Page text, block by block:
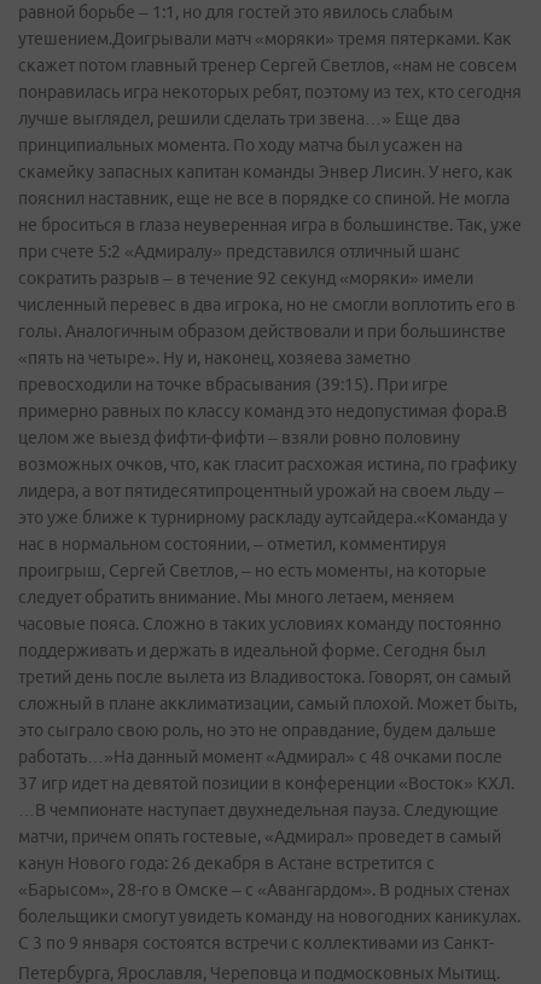
равной борьбе – 1:1, но для гостей это явилось слабым
утешением.Доигрывали матч «моряки» тремя пятерками. Как
скажет потом главный тренер Сергей Светлов, «нам не совсем
понравилась игра некоторых ребят, поэтому из тех, кто сегодня
лучше выглядел, решили сделать три звена…» Еще два
принципиальных момента. По ходу матча был усажен на
скамейку запасных капитан команды Энвер Лисин. У него, как
пояснил наставник, еще не все в порядке со спиной. Не могла
не броситься в глаза неуверенная игра в большинстве. Так, уже
при счете 5:2 «Адмиралу» представился отличный шанс
сократить разрыв – в течение 92 секунд «моряки» имели
численный перевес в два игрока, но не смогли воплотить его в
голы. Аналогичным образом действовали и при большинстве
«пять на четыре». Ну и, наконец, хозяева заметно
превосходили на точке вбрасывания (39:15). При игре
примерно равных по классу команд это недопустимая фора.В
целом же выезд фифти-­фифти – взяли ровно половину
возможных очков, что, как гласит расхожая истина, по графику
лидера, а вот пятидесятипроцентный урожай на своем льду –
это уже ближе к турнирному раскладу аутсайдера.«Команда у
нас в нормальном состоянии, – отметил, комментируя
проигрыш, Сергей Светлов, – но есть моменты, на которые
следует обратить внимание. Мы много летаем, меняем
часовые пояса. Сложно в таких условиях команду постоянно
поддерживать и держать в идеальной форме. Сегодня был
третий день после вылета из Владивостока. Говорят, он самый
сложный в плане акклиматизации, самый плохой. Может быть,
это сыграло свою роль, но это не оправдание, будем дальше
работать…»На данный момент «Адмирал» с 48 очками после
37 игр идет на девятой позиции в конференции «Восток» КХЛ.
…В чемпионате наступает двухнедельная пауза. Следующие
матчи, причем опять гостевые, «Адмирал» проведет в самый
канун Нового года: 26 декабря в Астане встретится с
«Барысом», 28-го в Омске – с «Авангардом». В родных стенах
болельщики смогут увидеть команду на новогодних каникулах.
С 3 по 9 января состоятся встречи с коллективами из Санкт-
Петербурга, Ярославля, Череповца и подмосковных Мытищ.